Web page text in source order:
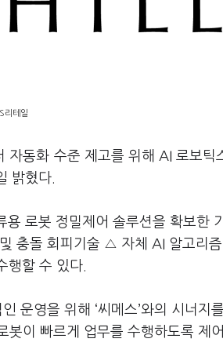
리테일
자동화 수준 제고를 위해 AI 로보틱
밝혔다.
용 로봇 정밀제어 솔루션을 확보한
충돌 회피기술 △ 자체 AI 알고리
행할 수 있다.
운영을 위해 ‘씨메스’와의 시너지
봇이 빠르게 업무를 수행하도록 제